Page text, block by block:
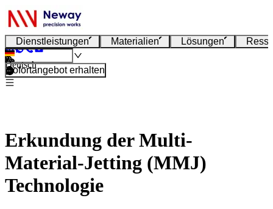
Dienstleistungen Materialien Lösungen
Deutsch
Sofortangebot erhalten
Erkundung der Multi-
Material-Jetting (MMJ)
Technologie